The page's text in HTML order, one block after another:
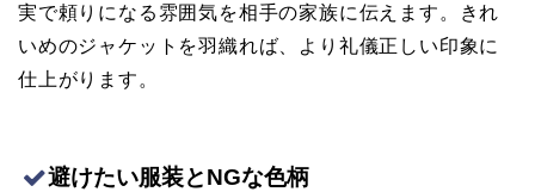
実で頼りになる雰囲気を相手の家族に伝えます。きれ
いめのジャケットを羽織れば、より礼儀正しい印象に
仕上がります。
避けたい服装とNGな色柄